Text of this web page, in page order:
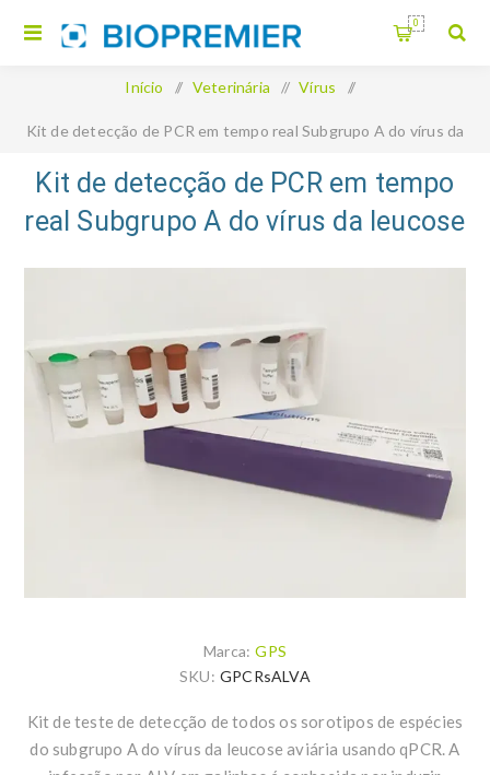
0
Início / Veterinária / Vírus /
Kit de detecção de PCR em tempo real Subgrupo A do vírus da
leucose aviária
Kit de detecção de PCR em tempo
real Subgrupo A do vírus da leucose
aviária
Marca: GPS
SKU: GPCRsALVA
Kit de teste de detecção de todos os sorotipos de espécies
do subgrupo A do vírus da leucose aviária usando qPCR. A